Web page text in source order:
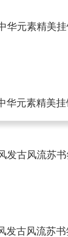
华元素精美
发古风流苏